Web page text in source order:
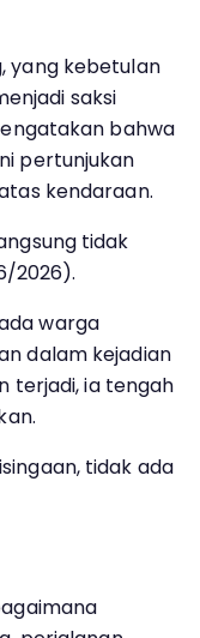
yang kebetulan
saksi
bahwa
pertunjukan
kendaraan.
tidak
2026).
warga
dalam kejadian
terjadi, ia tengah
tidak ada